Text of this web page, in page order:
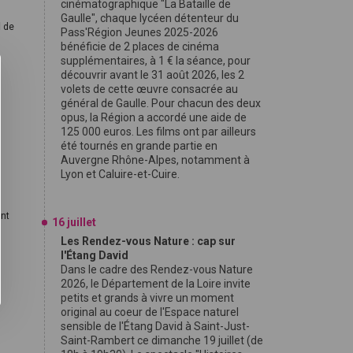
de
cinématographique "La Bataille de
Gaulle", chaque lycéen détenteur du
Pass'Région Jeunes 2025-2026
bénéficie de 2 places de cinéma
supplémentaires, à 1 € la séance, pour
découvrir avant le 31 août 2026, les 2
volets de cette œuvre consacrée au
général de Gaulle. Pour chacun des deux
opus, la Région a accordé une aide de
125 000 euros. Les films ont par ailleurs
été tournés en grande partie en
Auvergne Rhône-Alpes, notamment à
Lyon et Caluire-et-Cuire.
16 juillet
Les Rendez-vous Nature : cap sur
l'Étang David
Dans le cadre des Rendez-vous Nature
2026, le Département de la Loire invite
petits et grands à vivre un moment
original au coeur de l'Espace naturel
sensible de l'Étang David à Saint-Just-
Saint-Rambert ce dimanche 19 juillet (de